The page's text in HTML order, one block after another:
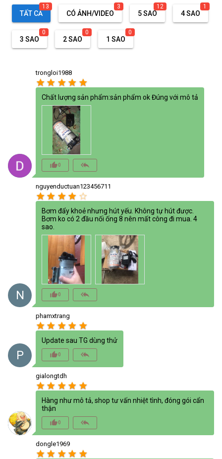
TẤT CẢ
13
CÓ ẢNH/VIDEO
3
5 SAO
12
4 SAO
1
3 SAO
0
2 SAO
0
1 SAO
0
trongloi1988
star star star star star
Chất lượng sản phẩm:sản phẩm ok Đúng với mô tả
thumb_up_alt0 reply_all
N
nguyenductuan123456711
star star star star star_border
Bơm đẩy khoẻ nhưng hút yếu. Không tự hút được.
Bơm ko có 2 đầu nối ống 8 nên mất công đi mua. 4
sao.
thumb_up_alt0 reply_all
P
phamxtrang
star star star star star
Update sau TG dùng thử
thumb_up_alt0 reply_all
gialongtdh
star star star star star
Hàng như mô tả, shop tư vấn nhiệt tình, đóng gói cẩn
thận
thumb_up_alt0 reply_all
dongle1969
star star star star star